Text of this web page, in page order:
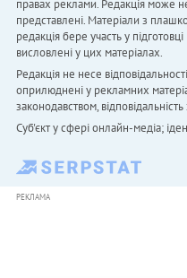
правах реклами. Редакція може
представлені. Матеріали з
редакція бере участь у
висловлені у цих матеріалах.
Редакція не несе
оприлюднені у рекламних
законодавством,
Cуб'єкт у сфері онлайн-медіа;
РЕКЛАМА